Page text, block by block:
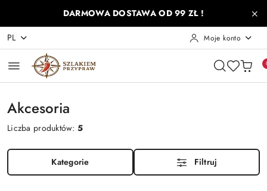
Przejdź do treści głównej
Przejdź do wyszukiwarki
Przejdź do moje konto
Przejdź do menu głównego
Przejdź do stopkiDARMOWA DOSTAWA OD 99 ZŁ !
PL Moje konto
Akcesoria
Liczba produktów:5
Kategorie Filtruj